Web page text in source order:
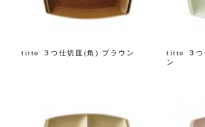
titto ３つ仕切皿(角) ブラウン
titto ３つ
ン